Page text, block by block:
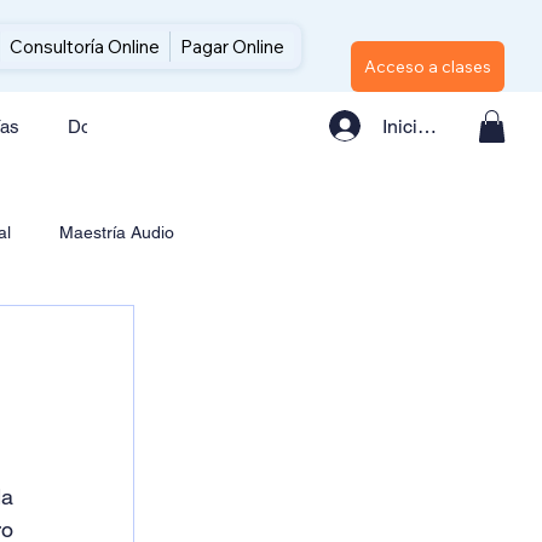
Doctorados Consultoría Online Pagar Online
Iniciar sesión
Acceso a clases
Consultoría Online Pagar Online
Maestría Audio